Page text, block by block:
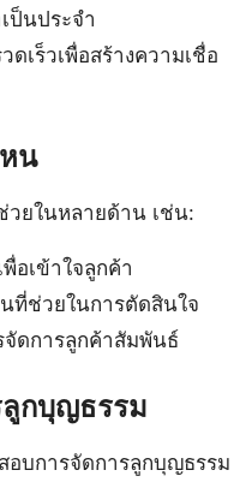
ป็นประจำ
ดเร็วเพื่อสร้างความเชื่อ
น
ยในหลายด้าน เช่น:
อเข้าใจลูกค้า
ที่ช่วยในการตัดสินใจ
จัดการลูกค้าสัมพันธ์
กบุญธรรม
อบการจัดการลูกบุญธรรม